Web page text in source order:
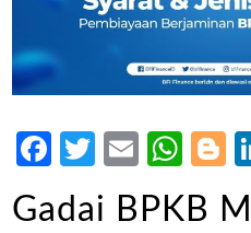
Facebook
Twitter
Email
Gadai BPKB